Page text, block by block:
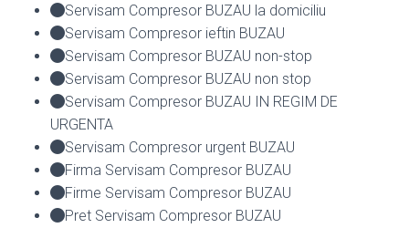
Servisam Compresor BUZAU la domiciliu
Servisam Compresor ieftin BUZAU
Servisam Compresor BUZAU non-stop
Servisam Compresor BUZAU non stop
Servisam Compresor BUZAU IN REGIM DE
URGENTA
Servisam Compresor urgent BUZAU
Firma Servisam Compresor BUZAU
Firme Servisam Compresor BUZAU
Pret Servisam Compresor BUZAU